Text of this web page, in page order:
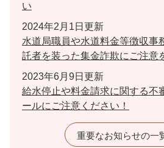
い
2024年2月1日更新
水道局職員や水道料金等徴収事
託者を装った集金詐欺にご注意
2023年6月9日更新
給水停止や料金請求に関する不
ールにご注意ください！
重要なお知らせの一